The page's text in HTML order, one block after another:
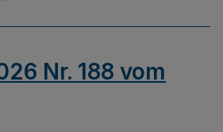
Nr. 188 vom